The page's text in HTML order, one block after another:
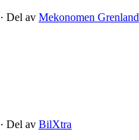
· Del av Mekonomen Grenland
· Del av BilXtra